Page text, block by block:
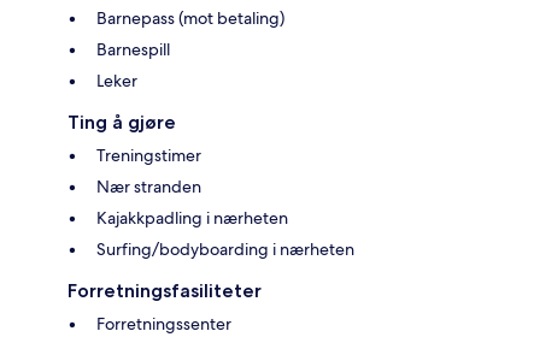
Barnepass (mot betaling)
Barnespill
Leker
Ting å gjøre
Treningstimer
Nær stranden
Kajakkpadling i nærheten
Surfing/bodyboarding i nærheten
Forretningsfasiliteter
Forretningssenter